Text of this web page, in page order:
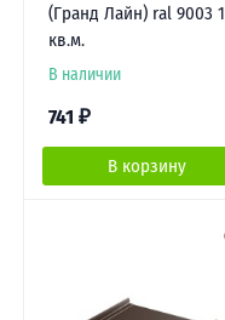
(Гранд Лайн) ral 9003 1
кв.м.
В наличии
741 ₽
В корзину